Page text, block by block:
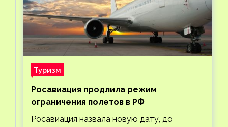
Туризм
Росавиация продлила режим
ограничения полетов в РФ
Росавиация назвала новую дату, до